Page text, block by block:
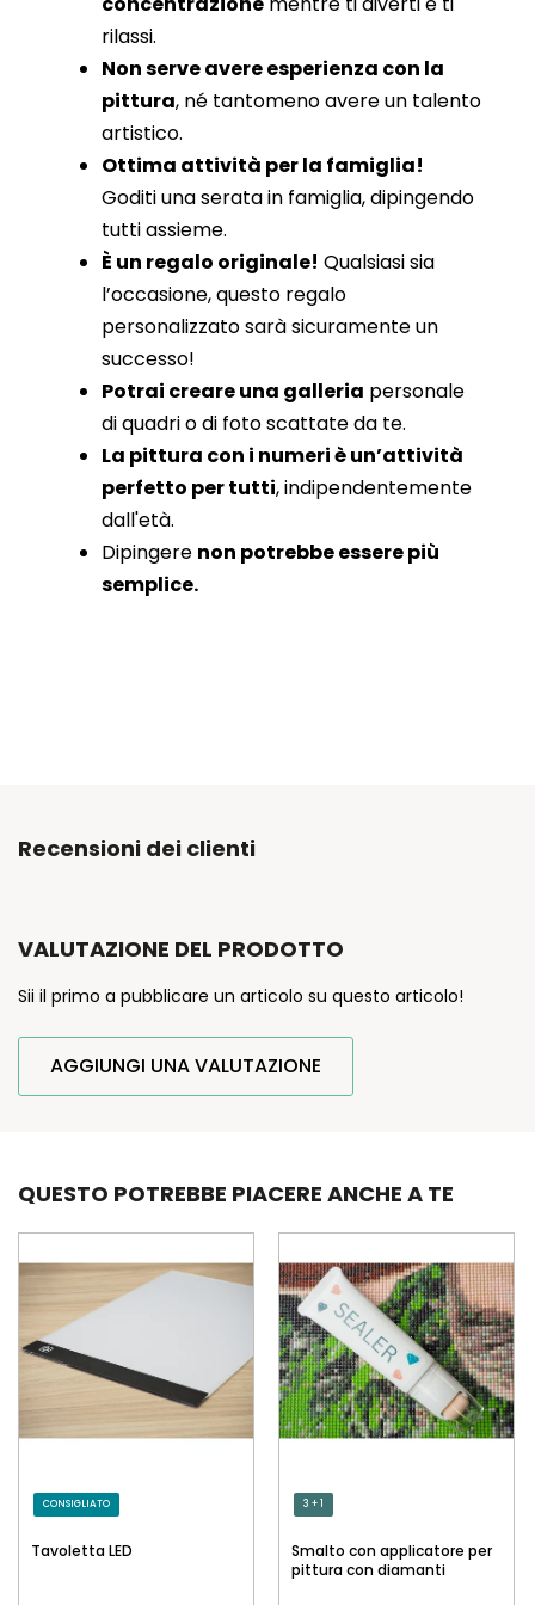
rilassi.
Non serve avere esperienza con la
pittura, né tantomeno avere un talento
artistico.
Ottima attività per la famiglia!
Goditi una serata in famiglia, dipingendo
tutti assieme.
È un regalo originale! Qualsiasi sia
l’occasione, questo regalo
personalizzato sarà sicuramente un
successo!
Potrai creare una galleria personale
di quadri o di foto scattate da te.
La pittura con i numeri è un’attività
perfetto per tutti, indipendentemente
dall'età.
Dipingere non potrebbe essere più
semplice.
Recensioni dei clienti
VALUTAZIONE DEL PRODOTTO
Sii il primo a pubblicare un articolo su questo articolo!
AGGIUNGI UNA VALUTAZIONE
QUESTO POTREBBE PIACERE ANCHE A TE
CONSIGLIATO
Tavoletta LED
3 + 1
Smalto con applicatore per
pittura con diamanti